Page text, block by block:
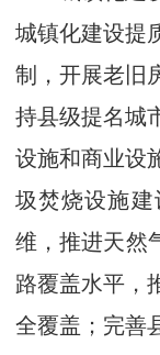
城镇化建设提
制，开展老旧
持县级提名城
设施和商业设
圾焚烧设施建
维，推进天然
路覆盖水平，
全覆盖；完善